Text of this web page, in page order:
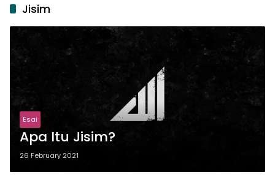
Jisim
Esai
Apa Itu Jisim?
26 February 2021